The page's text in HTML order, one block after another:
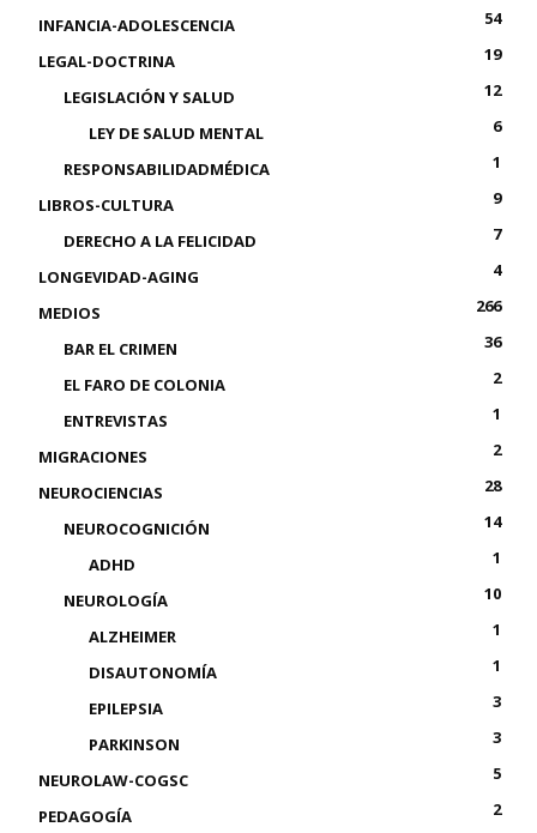
INFANCIA-ADOLESCENCIA
54
LEGAL-DOCTRINA
19
LEGISLACIÓN Y SALUD
12
LEY DE SALUD MENTAL
6
RESPONSABILIDADMÉDICA
1
LIBROS-CULTURA
9
DERECHO A LA FELICIDAD
7
LONGEVIDAD-AGING
4
MEDIOS
266
BAR EL CRIMEN
36
EL FARO DE COLONIA
2
ENTREVISTAS
1
MIGRACIONES
2
NEUROCIENCIAS
28
NEUROCOGNICIÓN
14
ADHD
1
NEUROLOGÍA
10
ALZHEIMER
1
DISAUTONOMÍA
1
EPILEPSIA
3
PARKINSON
3
NEUROLAW-COGSC
5
PEDAGOGÍA
2